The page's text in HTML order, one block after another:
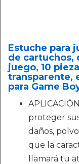
Estuche para
de cartuchos,
juego, 10
transparente,
para Game
proteger
daños,
que la
llamará tu